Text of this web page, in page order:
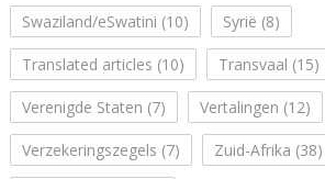
Swaziland/eSwatini (10) Syrië (8)
Translated articles (10) Transvaal (15)
Verenigde Staten (7) Vertalingen (12)
Verzekeringszegels (7) Zuid-Afrika (38)